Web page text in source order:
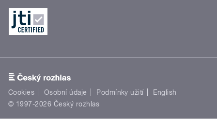
Cookies Osobní údaje Podmínky užití
English
© 1997-2026 Český rozhlas